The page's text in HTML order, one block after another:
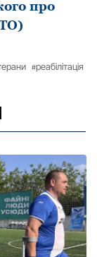
про
реабілітація